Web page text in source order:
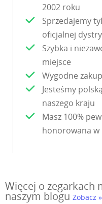
2002 roku
Sprzedajemy
oficjalnej
Szybka i
miejsce
Wygodne
Jesteśmy
naszego kraju
Masz 100%
honorowana w
Więcej o zegarkach
naszym blogu Zobacz »